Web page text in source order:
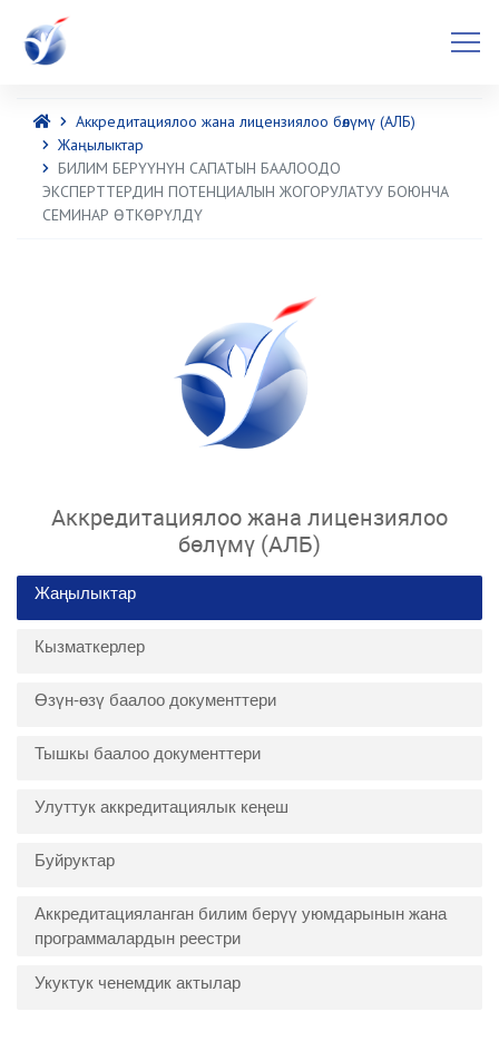
Аккредитациялоо жана лицензиялоо бөлүмү (АЛБ)
Жаңылыктар
БИЛИМ БЕРҮҮНҮН САПАТЫН БААЛООДО
ЭКСПЕРТТЕРДИН ПОТЕНЦИАЛЫН ЖОГОРУЛАТУУ БОЮНЧА
СЕМИНАР ӨТКӨРҮЛДҮ
Аккредитациялоо жана лицензиялоо
бөлүмү (АЛБ)
Жаңылыктар
Кызматкерлер
Өзүн-өзү баалоо документтери
Тышкы баалоо документтери
Улуттук аккредитациялык кеңеш
Буйруктар
Аккредитацияланган билим берүү уюмдарынын жана
программалардын реестри
Укуктук ченемдик актылар